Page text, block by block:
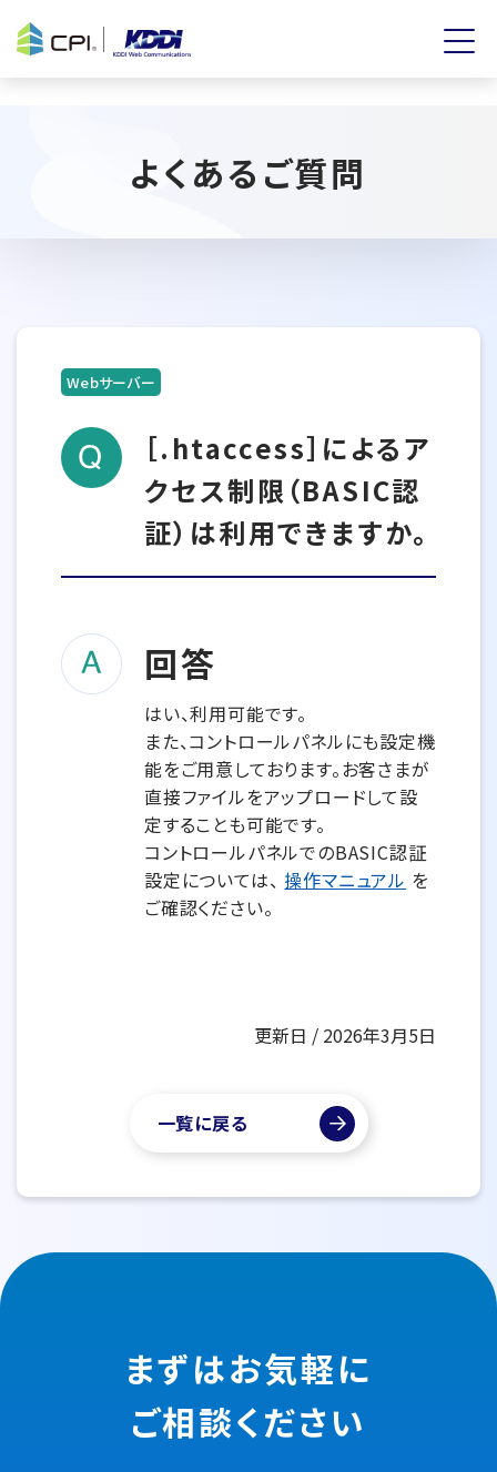
よくあるご質問
Webサーバー
［.htaccess］によるア
クセス制限（BASIC認
証）は利用できますか。
回答
はい、利用可能です。
また、コントロールパネルにも設定機
能をご用意しております。お客さまが
直接ファイルをアップロードして設
定することも可能です。
コントロールパネルでのBASIC認証
設定については、 操作マニュアル を
ご確認ください。
更新日 / 2026年3月5日
一覧に戻る
まずはお気軽に
ご相談ください